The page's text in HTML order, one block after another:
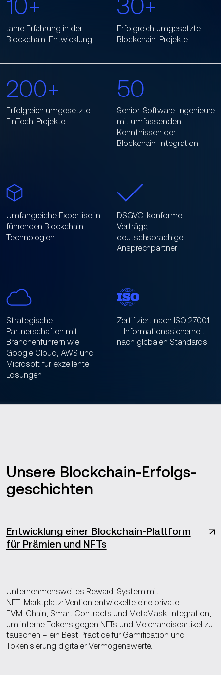
Jahre Erfahrung in der
Blockchain-Entwicklung
Erfolgreich umgesetzte
Blockchain-Projekte
200+
Erfolgreich umgesetzte
FinTech-Projekte
50
Senior-Software-Ingenieure
mit umfassenden
Kenntnissen der
Blockchain-Integration
Umfangreiche Expertise in
führenden Blockchain-
Technologien
DSGVO-konforme
Verträge,
deutschsprachige
Ansprechpartner
Strategische
Partnerschaften mit
Branchenführern wie
Google Cloud, AWS und
Microsoft für exzellente
Lösungen
Zertifiziert nach ISO 27001
– Informationssicherheit
nach globalen Standards
Unsere Blockchain‑Erfolgs­­
geschichten
IT
Entwicklung einer Blockchain-Plattform
für Prämien und NFTs
Unternehmensweites Reward‑System mit
NFT‑Marktplatz: Vention entwickelte eine private
EVM‑Chain, Smart Contracts und MetaMask‑Integration,
um interne Tokens gegen NFTs und Merchandiseartikel zu
tauschen – ein Best Practice für Gamification und
Tokenisierung digitaler Vermögenswerte.